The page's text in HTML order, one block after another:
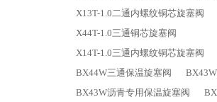
X13T-1.0二通内螺纹铜芯旋塞阀
X44T-1.0三通铜芯旋塞阀
X14T-1.0三通内螺纹铜芯旋塞阀
BX44W三通保温旋塞阀
BX43W沥青专用保温旋塞阀